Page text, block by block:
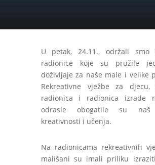
U petak, 24.11., održali smo
radionice koje su pružile
doživljaje za naše male i velike
Rekreativne vježbe za djecu,
radionica i radionica izrade
odrasle obogatile su naš
kreativnosti i učenja.
Na radionicama rekreativnih
mališani su imali priliku